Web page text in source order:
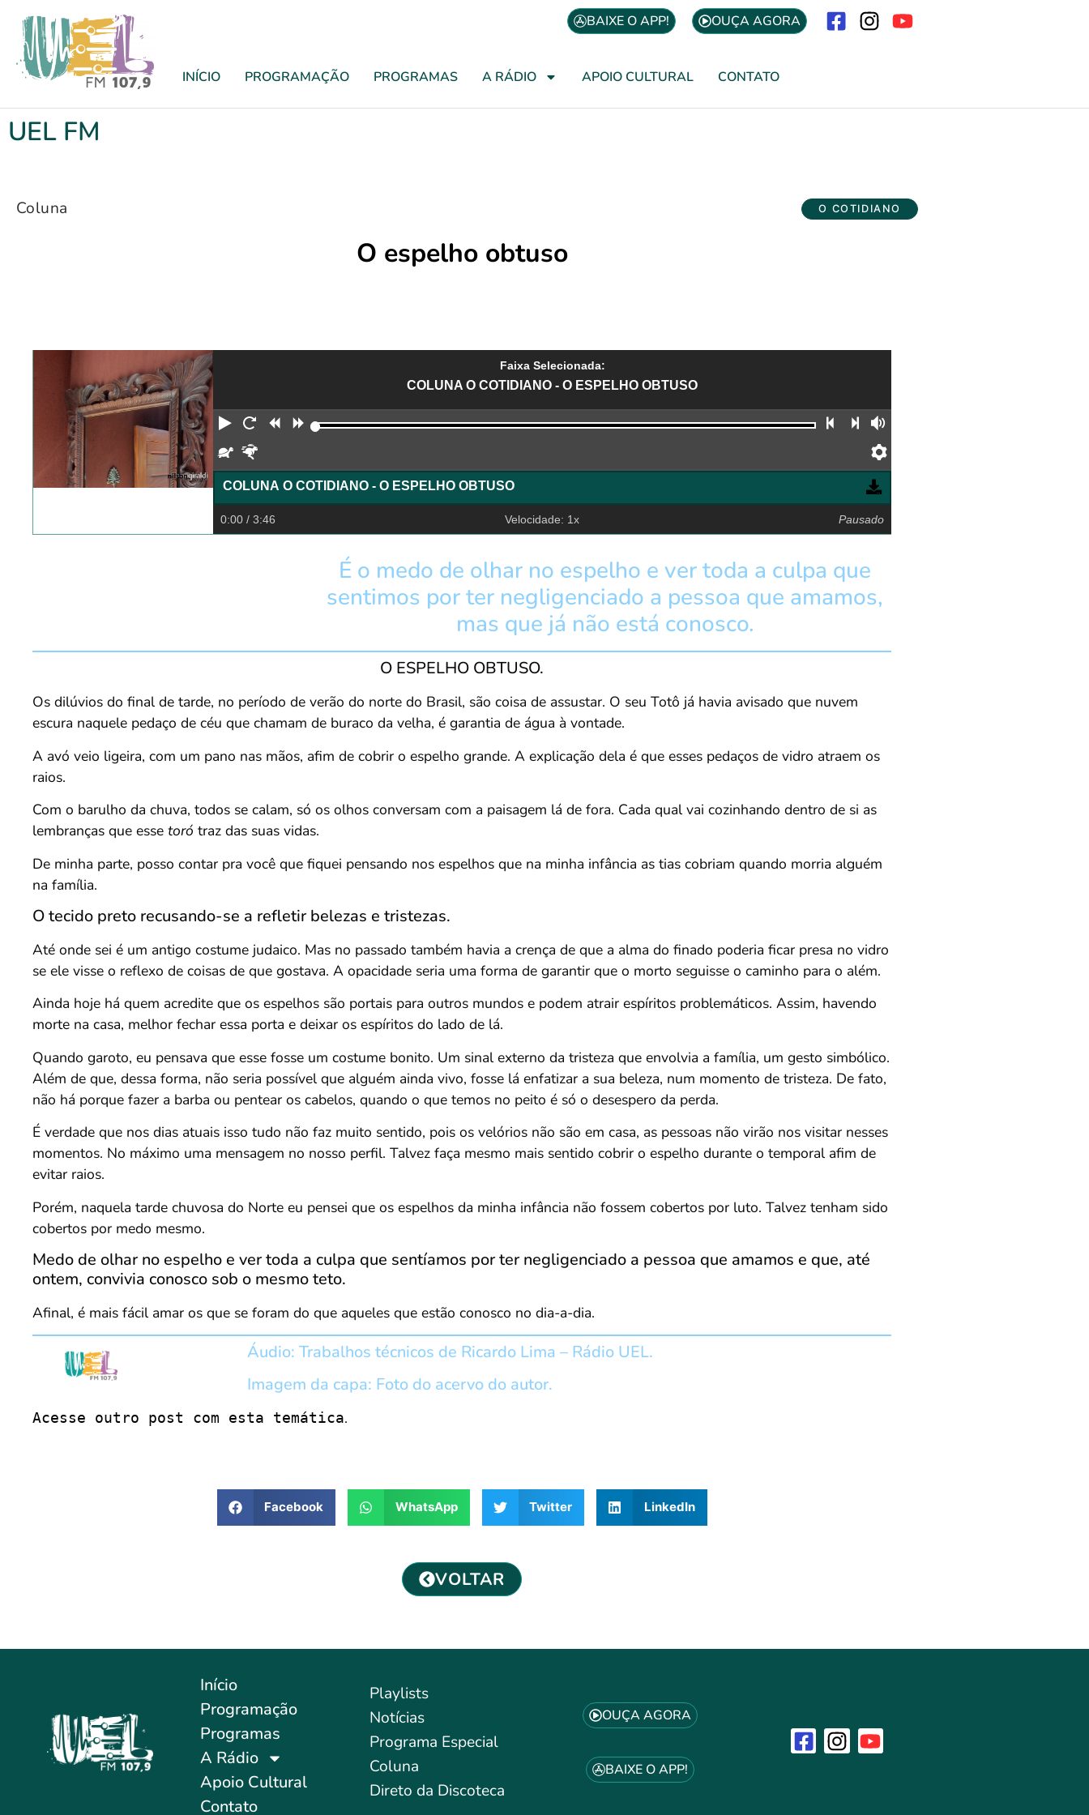
BAIXE O APP! OUÇA AGORA
INÍCIO PROGRAMAÇÃO PROGRAMAS A RÁDIO APOIO CULTURAL CONTATO
UEL FM
Coluna O COTIDIANO
O espelho obtuso
Faixa Selecionada:
COLUNA O COTIDIANO - O ESPELHO OBTUSO
Reproduzir
Reiniciar
Retroceder
Avançar Faixa anterior
Próxima faixa
Devagar
Preferências
COLUNA O COTIDIANO - O ESPELHO OBTUSO
0:00 / 3:46 Velocidade: 1x Pausado
É o medo de olhar no espelho e ver toda a culpa que
sentimos por ter negligenciado a pessoa que amamos,
mas que já não está conosco.
O ESPELHO OBTUSO.
Os dilúvios do final de tarde, no período de verão do norte do Brasil, são coisa de assustar. O seu Totô já havia avisado que nuvem
escura naquele pedaço de céu que chamam de buraco da velha, é garantia de água à vontade.
A avó veio ligeira, com um pano nas mãos, afim de cobrir o espelho grande. A explicação dela é que esses pedaços de vidro atraem os
raios.
Com o barulho da chuva, todos se calam, só os olhos conversam com a paisagem lá de fora. Cada qual vai cozinhando dentro de si as
lembranças que esse toró traz das suas vidas.
De minha parte, posso contar pra você que fiquei pensando nos espelhos que na minha infância as tias cobriam quando morria alguém
na família.
O tecido preto recusando-se a refletir belezas e tristezas.
Até onde sei é um antigo costume judaico. Mas no passado também havia a crença de que a alma do finado poderia ficar presa no vidro
se ele visse o reflexo de coisas de que gostava. A opacidade seria uma forma de garantir que o morto seguisse o caminho para o além.
Ainda hoje há quem acredite que os espelhos são portais para outros mundos e podem atrair espíritos problemáticos. Assim, havendo
morte na casa, melhor fechar essa porta e deixar os espíritos do lado de lá.
Quando garoto, eu pensava que esse fosse um costume bonito. Um sinal externo da tristeza que envolvia a família, um gesto simbólico.
Além de que, dessa forma, não seria possível que alguém ainda vivo, fosse lá enfatizar a sua beleza, num momento de tristeza. De fato,
não há porque fazer a barba ou pentear os cabelos, quando o que temos no peito é só o desespero da perda.
É verdade que nos dias atuais isso tudo não faz muito sentido, pois os velórios não são em casa, as pessoas não virão nos visitar nesses
momentos. No máximo uma mensagem no nosso perfil. Talvez faça mesmo mais sentido cobrir o espelho durante o temporal afim de
evitar raios.
Porém, naquela tarde chuvosa do Norte eu pensei que os espelhos da minha infância não fossem cobertos por luto. Talvez tenham sido
cobertos por medo mesmo.
Medo de olhar no espelho e ver toda a culpa que sentíamos por ter negligenciado a pessoa que amamos e que, até
ontem, convivia conosco sob o mesmo teto.
Afinal, é mais fácil amar os que se foram do que aqueles que estão conosco no dia-a-dia.
Áudio: Trabalhos técnicos de Ricardo Lima – Rádio UEL.
Imagem da capa: Foto do acervo do autor.
Acesse outro post com esta temática.
Facebook WhatsApp Twitter LinkedIn
VOLTAR
Início
Programação
Programas
A Rádio
Apoio Cultural
Contato
Playlists
Notícias
Programa Especial
Coluna
Direto da Discoteca
OUÇA AGORA
BAIXE O APP!